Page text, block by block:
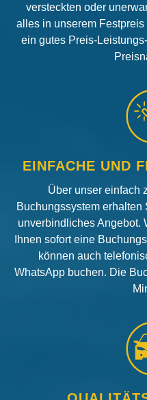
versteckten oder
alles in unserem
ein gutes Preis-
EINFACHE UND
Über unser einfach
Buchungssystem erhalten
unverbindliches Angebot.
Ihnen sofort eine
können auch
WhatsApp buchen. Die